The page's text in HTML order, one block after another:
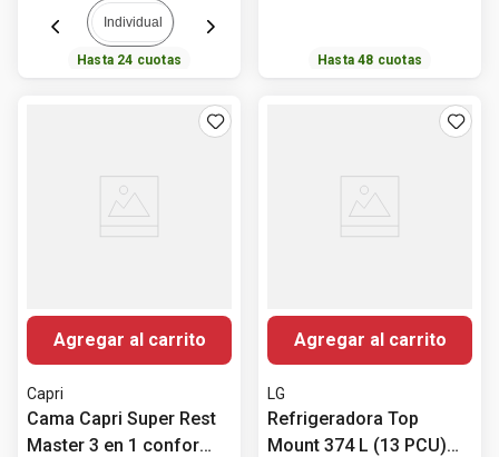
Individual
Hasta 24 cuotas Hasta48 cuotas
Agregar al carrito
Capri
Cama Capri Super Rest
Master 3 en 1 confor
Agregar al carrito
LG
Refrigeradora Top
Mount 374 L (13 PCU)